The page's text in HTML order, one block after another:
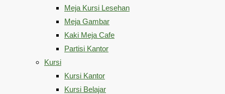
Meja Kursi Lesehan
Meja Gambar
Kaki Meja Cafe
Partisi Kantor
Kursi
Kursi Kantor
Kursi Belajar